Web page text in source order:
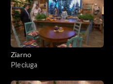
Ziarno
Pleciuga